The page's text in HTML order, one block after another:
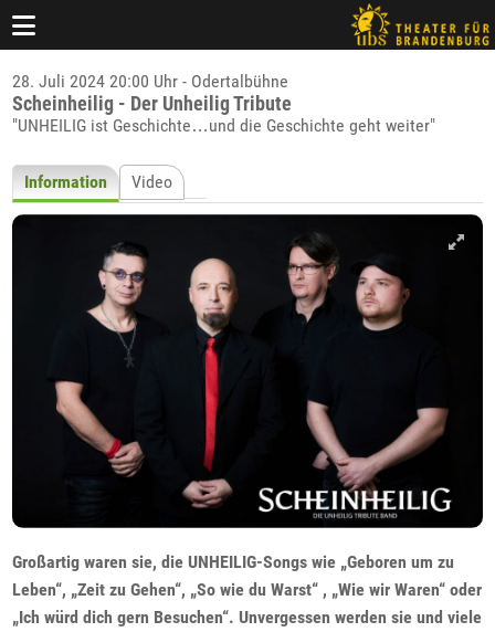
28. Juli 2024 20:00 Uhr - Odertalbühne
Scheinheilig - Der Unheilig Tribute
"UNHEILIG ist Geschichte…und die Geschichte geht weiter"
Information Video
Großartig waren sie, die UNHEILIG-Songs wie „Geboren um zu
Leben“, „Zeit zu Gehen“, „So wie du Warst“ , „Wie wir Waren“ oder
„Ich würd dich gern Besuchen“. Unvergessen werden sie und viele